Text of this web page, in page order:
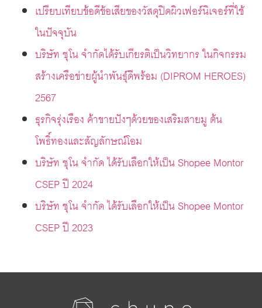
เปรียบเทียบข้อดีข้อเสียของวัสดุปิดผิวเฟอร์นิเจอร์ที่ใช้
ในปัจจุบัน
บริษัท ชุโน จำกัดได้รับเกียรติเป็นวิทยากร ในกิจกรรม
สร้างเครือข่ายผู้นำพันธุ์ดีพร้อม (DIPROM HEROES)
2567
ธุรกิจรุ่งเรือง ค้าขายปังๆด้วยของเสริมสายมู ต้น
โพธิ์ทองและสัญลักษณ์โอม
บริษัท ชุโน จำกัด ได้รับเลือกให้เป็น Shopee Montor
CSEP ปี 2024
บริษัท ชุโน จำกัด ได้รับเลือกให้เป็น Shopee Montor
CSEP ปี 2023